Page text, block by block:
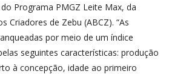
Programa PMGZ Leite Max, da
Criadores de Zebu (ABCZ). “As
por meio de um índice
seguintes características: produção
à concepção, idade ao primeiro